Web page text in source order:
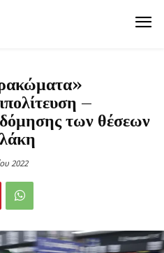
–
των θέσεων
2022